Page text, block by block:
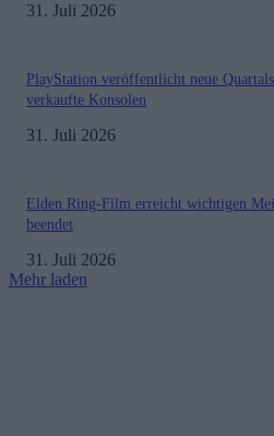
31. Juli 2026
PlayStation veröffentlicht neue
verkaufte Konsolen
31. Juli 2026
Elden Ring-Film erreicht wichtigen
beendet
31. Juli 2026
Mehr laden